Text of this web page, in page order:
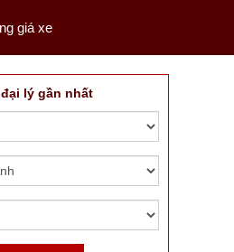
giá xe
lý gần nhất